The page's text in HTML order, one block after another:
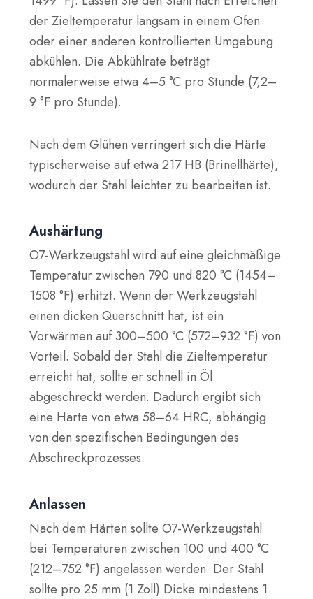
der Zieltemperatur langsam in einem Ofen
oder einer anderen kontrollierten Umgebung
abkühlen. Die Abkühlrate beträgt
normalerweise etwa 4–5 °C pro Stunde (7,2–
9 °F pro Stunde).
Nach dem Glühen verringert sich die Härte
typischerweise auf etwa 217 HB (Brinellhärte),
wodurch der Stahl leichter zu bearbeiten ist.
Aushärtung
O7-Werkzeugstahl wird auf eine gleichmäßige
Temperatur zwischen 790 und 820 °C (1454–
1508 °F) erhitzt. Wenn der Werkzeugstahl
einen dicken Querschnitt hat, ist ein
Vorwärmen auf 300–500 °C (572–932 °F) von
Vorteil. Sobald der Stahl die Zieltemperatur
erreicht hat, sollte er schnell in Öl
abgeschreckt werden. Dadurch ergibt sich
eine Härte von etwa 58–64 HRC, abhängig
von den spezifischen Bedingungen des
Abschreckprozesses.
Anlassen
Nach dem Härten sollte O7-Werkzeugstahl
bei Temperaturen zwischen 100 und 400 °C
(212–752 °F) angelassen werden. Der Stahl
sollte pro 25 mm (1 Zoll) Dicke mindestens 1